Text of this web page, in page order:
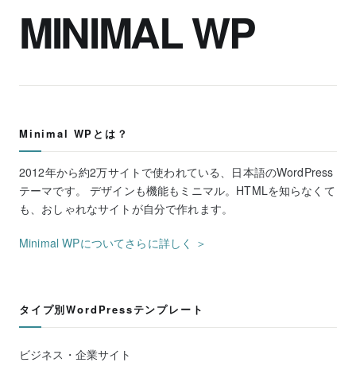
MINIMAL WP
Minimal WPとは？
2012年から約2万サイトで使われている、日本語のWordPress
テーマです。 デザインも機能もミニマル。HTMLを知らなくて
も、おしゃれなサイトが自分で作れます。
Minimal WPについてさらに詳しく ＞
タイプ別WordPressテンプレート
ビジネス・企業サイト